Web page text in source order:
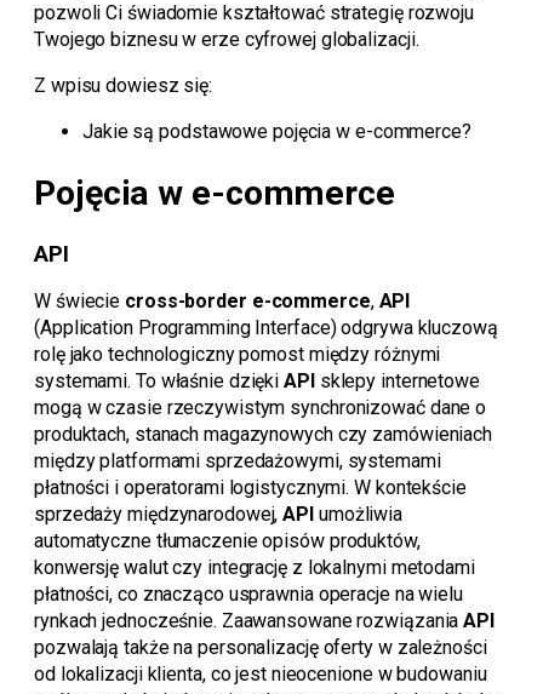
pozwoli Ci świadomie kształtować strategię rozwoju
Twojego biznesu w erze cyfrowej globalizacji.
Z wpisu dowiesz się:
Jakie są podstawowe pojęcia w e-commerce?
Pojęcia w e-commerce
API
W świecie cross-border e-commerce, API
(Application Programming Interface) odgrywa kluczową
rolę jako technologiczny pomost między różnymi
systemami. To właśnie dziękiAPIsklepy internetowe
mogą w czasie rzeczywistym synchronizować dane o
produktach, stanach magazynowych czy zamówieniach
między platformami sprzedażowymi, systemami
płatności i operatorami logistycznymi. W kontekście
sprzedaży międzynarodowej,API umożliwia
automatyczne tłumaczenie opisów produktów,
konwersję walut czy integrację z lokalnymi metodami
płatności, co znacząco usprawnia operacje na wielu
rynkach jednocześnie. Zaawansowane rozwiązaniaAPI
pozwalają także na personalizację oferty w zależności
od lokalizacji klienta, co jest nieocenione w budowaniu